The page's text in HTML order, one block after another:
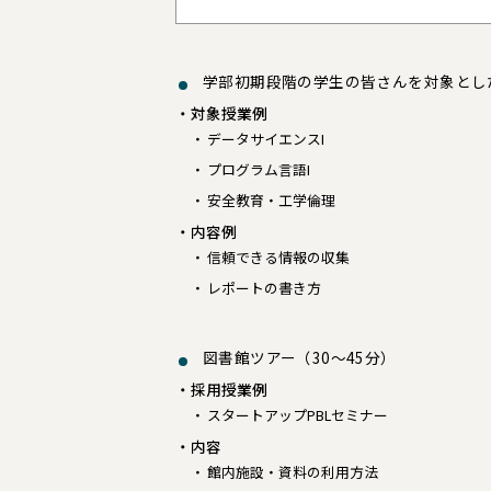
学部初期段階の学生の皆さんを対象と
対象授業例
データサイエンスI
プログラム言語I
安全教育・工学倫理
内容例
信頼できる情報の収集
レポートの書き方
図書館ツアー（30～45分）
採用授業例
スタートアップPBLセミナー
内容
館内施設・資料の利用方法